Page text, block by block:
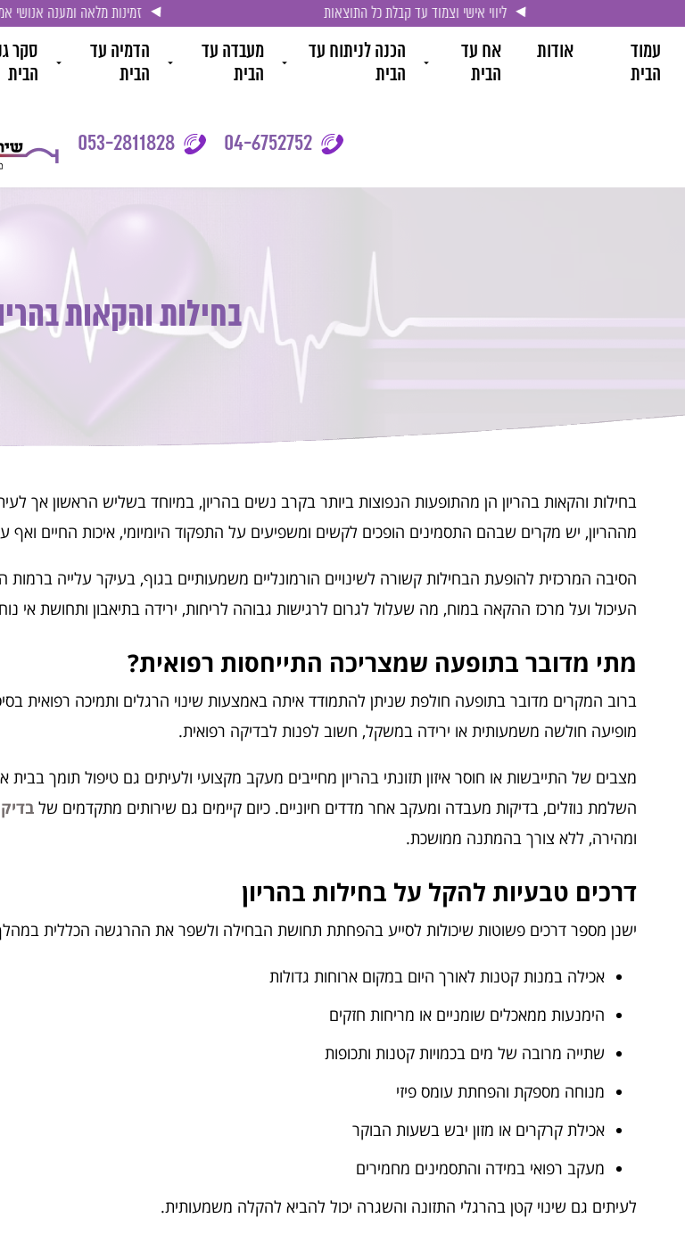
ליווי אישי וצמוד עד קבלת כל התוצאות זמינות מלאה ומענה אנושי אמיתי
עמוד
הבית
אודות
אח עד
הבית
הכנה לניתוח עד
הבית
מעבדה עד
הבית
הדמיה עד
הבית
סקר
הבית
04-6752752
053-2811828
בחילות והקאות
בחילות והקאות בהריון הן מהתופעות הנפוצות ביותר בקרב נשים בהריון, במיוחד בשליש הראשון
מההריון, יש מקרים שבהם התסמינים הופכים לקשים ומשפיעים על התפקוד היומיומי, איכות החיים
העיכול ועל מרכז ההקאה במוח, מה שעלול לגרום לרגישות גבוהה לריחות, ירידה בתיאבון ותחושת אי
מתי מדובר בתופעה שמצריכה התייחסות רפואית?
ברוב המקרים מדובר בתופעה חולפת שניתן להתמודד איתה באמצעות שינוי הרגלים ותמיכה רפואית
מופיעה חולשה משמעותית או ירידה במשקל, חשוב לפנות לבדיקה רפואית.
מצבים של התייבשות או חוסר איזון תזונתי בהריון מחייבים מעקב מקצועי ולעיתים גם טיפול תומך
השלמת נוזלים, בדיקות מעבדה ומעקב אחר מדדים חיוניים. כיום קיימים גם שירותים מתקדמים של
ומהירה, ללא צורך בהמתנה ממושכת.
דרכים טבעיות להקל על בחילות בהריון
ישנן מספר דרכים פשוטות שיכולות לסייע בהפחתת תחושת הבחילה ולשפר את ההרגשה הכללית
אכילה במנות קטנות לאורך היום במקום ארוחות גדולות
הימנעות ממאכלים שומניים או מריחות חזקים
שתייה מרובה של מים בכמויות קטנות ותכופות
מנוחה מספקת והפחתת עומס פיזי
אכילת קרקרים או מזון יבש בשעות הבוקר
מעקב רפואי במידה והתסמינים מחמירים
לעיתים גם שינוי קטן בהרגלי התזונה והשגרה יכול להביא להקלה משמעותית.